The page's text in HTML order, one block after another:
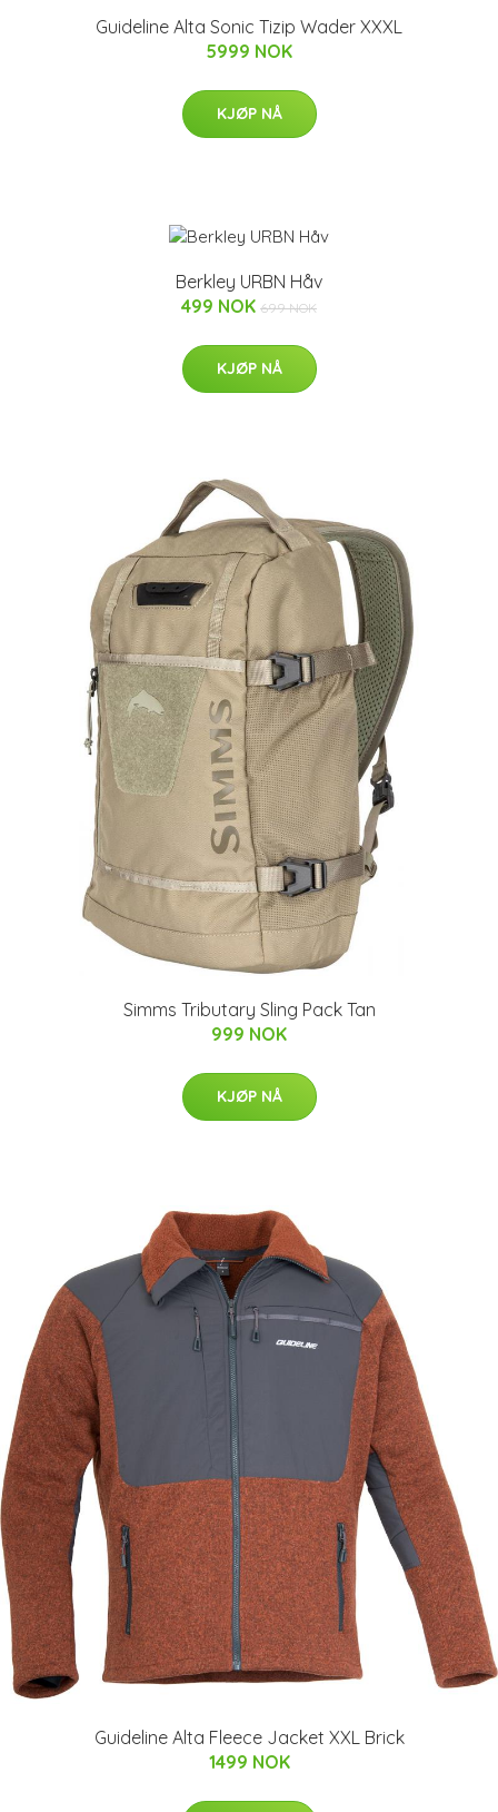
Guideline Alta Sonic Tizip Wader XXXL
5999 NOK
KJØP NÅ
Berkley URBN Håv
499 NOK 699 NOK
KJØP NÅ
Simms Tributary Sling Pack Tan
999 NOK
KJØP NÅ
Guideline Alta Fleece Jacket XXL Brick
1499 NOK